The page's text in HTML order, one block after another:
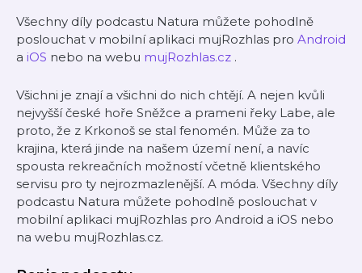
Všechny díly podcastu Natura můžete pohodlně
poslouchat v mobilní aplikaci mujRozhlas pro Android
a iOS nebo na webu mujRozhlas.cz .
Všichni je znají a všichni do nich chtějí. A nejen kvůli
nejvyšší české hoře Sněžce a prameni řeky Labe, ale
proto, že z Krkonoš se stal fenomén. Může za to
krajina, která jinde na našem území není, a navíc
spousta rekreačních možností včetně klientského
servisu pro ty nejrozmazlenější. A móda. Všechny díly
podcastu Natura můžete pohodlně poslouchat v
mobilní aplikaci mujRozhlas pro Android a iOS nebo
na webu mujRozhlas.cz.